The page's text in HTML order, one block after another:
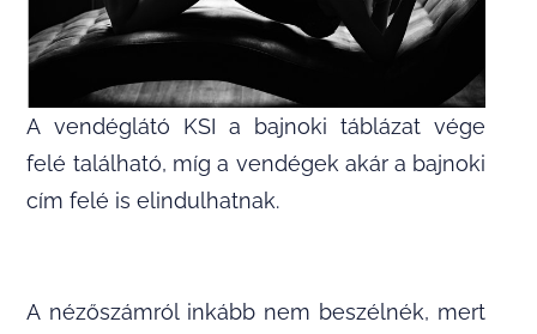
A vendéglátó KSI a bajnoki táblázat vége
felé található, míg a vendégek akár a bajnoki
cím felé is elindulhatnak.
A nézőszámról inkább nem beszélnék, mert